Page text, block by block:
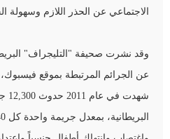
الاجتماعي عن الحذر اللازم وسهولة
عن الجرائم المرتبطة بموقع فيسبوك،